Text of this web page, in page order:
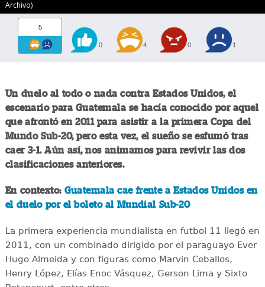
Archivo)
5
0 4 0 1
Un duelo al todo o nada contra Estados Unidos, el
escenario para Guatemala se hacía conocido por aquel
que afrontó en 2011 para asistir a la primera Copa del
Mundo Sub-20, pero esta vez, el sueño se esfumó tras
caer 3-1. Aún así, nos animamos para revivir las dos
clasificaciones anteriores.
En contexto: Guatemala cae frente a Estados Unidos en
el duelo por el boleto al Mundial Sub-20
La primera experiencia mundialista en futbol 11 llegó en
2011, con un combinado dirigido por el paraguayo Ever
Hugo Almeida y con figuras como Marvin Ceballos,
Henry López, Elías Enoc Vásquez, Gerson Lima y Sixto